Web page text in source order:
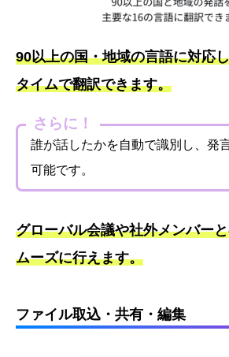
90以上の国・地域の言語に対応
タイムで翻訳できます。
さらに！
誰が話したかを自動で識別し、発
可能です。
グローバル会議や社外メンバー
ムーズに行えます。
ファイル取込・共有・編集